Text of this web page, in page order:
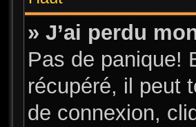
» J’ai perdu
Pas de panique!
récupéré, il peut
de connexion,